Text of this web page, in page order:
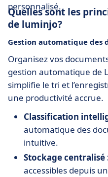
personnalisé.
Quelles sont les
de luminjo?
Gestion automatique des
Organisez vos
gestion automatique de
simplifie le tri et
une productivité accrue.
Classification
automatique des
intuitive.
Stockage centralisé
accessibles depuis